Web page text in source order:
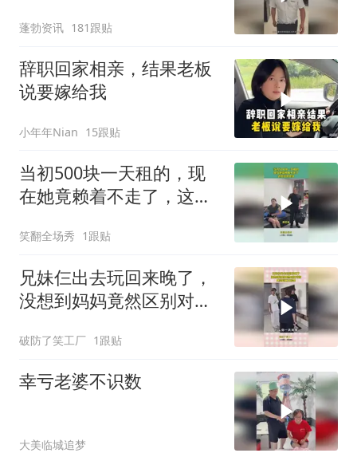
蓬勃资讯 181跟贴
辞职回家相亲，结果老板
说要嫁给我
小年年Nian 15跟贴
当初500块一天租的，现
在她竟赖着不走了，这可
笑翻全场秀 1跟贴
兄妹仨出去玩回来晚了，
没想到妈妈竟然区别对
破防了笑工厂 1跟贴
幸亏老婆不识数
大美临城追梦